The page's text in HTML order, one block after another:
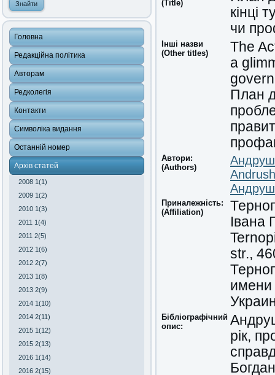
Головна
Редакційна політика
Авторам
Редколегія
Контакти
Символіка видання
Останній номер
Архів статей
2008 1(1)
2009 1(2)
2010 1(3)
2011 1(4)
2011 2(5)
2012 1(6)
2012 2(7)
2013 1(8)
2013 2(9)
2014 1(10)
2014 2(11)
2015 1(12)
2015 2(13)
2016 1(14)
2016 2(15)
(Title)
кінці
чи
Інші назви
(Other titles)
The
a
План
Автори:
(Authors)
Приналежність:
(Affiliation)
Івана
str.,
имени
Бібліографічний
опис:
рік,